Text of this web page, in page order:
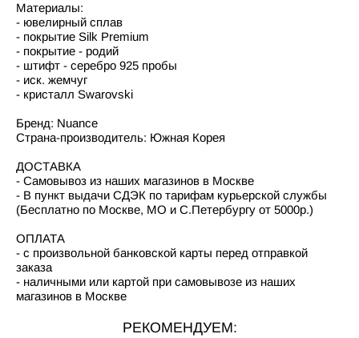
Материалы:
- ювелирный сплав
- покрытие Silk Premium
- покрытие - родий
- штифт - серебро 925 пробы
- иск. жемчуг
- кристалл Swarovski
Бренд: Nuance
Страна-производитель: Южная Корея
ДОСТАВКА
- Самовывоз из наших магазинов в Москве
- В пункт выдачи СДЭК по тарифам курьерской службы
(Бесплатно по Москве, МО и С.Петербургу от 5000р.)
ОПЛАТА
- с произвольной банковской карты перед отправкой
заказа
- наличными или картой при самовывозе из наших
магазинов в Москве
РЕКОМЕНДУЕМ: